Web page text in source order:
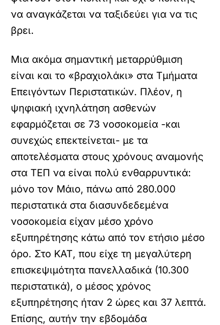
να αναγκάζεται να ταξιδεύει για να τις
βρει.
Μια ακόμα σημαντική μεταρρύθμιση
είναι και το «βραχιολάκι» στα Τμήματα
Επειγόντων Περιστατικών. Πλέον, η
ψηφιακή ιχνηλάτηση ασθενών
εφαρμόζεται σε 73 νοσοκομεία -και
συνεχώς επεκτείνεται- με τα
αποτελέσματα στους χρόνους αναμονής
στα ΤΕΠ να είναι πολύ ενθαρρυντικά:
μόνο τον Μάιο, πάνω από 280.000
περιστατικά στα διασυνδεδεμένα
νοσοκομεία είχαν μέσο χρόνο
εξυπηρέτησης κάτω από τον ετήσιο μέσο
όρο. Στο ΚΑΤ, που είχε τη μεγαλύτερη
επισκεψιμότητα πανελλαδικά (10.300
περιστατικά), ο μέσος χρόνος
εξυπηρέτησης ήταν 2 ώρες και 37 λεπτά.
Επίσης, αυτήν την εβδομάδα